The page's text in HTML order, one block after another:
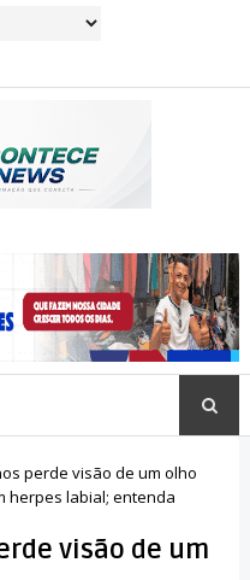
perde visão de um olho
herpes labial; entenda
visão de um